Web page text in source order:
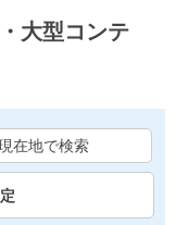
大型コンテ
在地で検索